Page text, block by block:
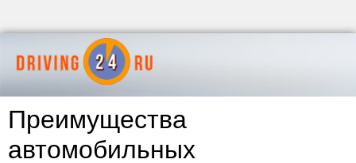
Преимущества
автомобильных